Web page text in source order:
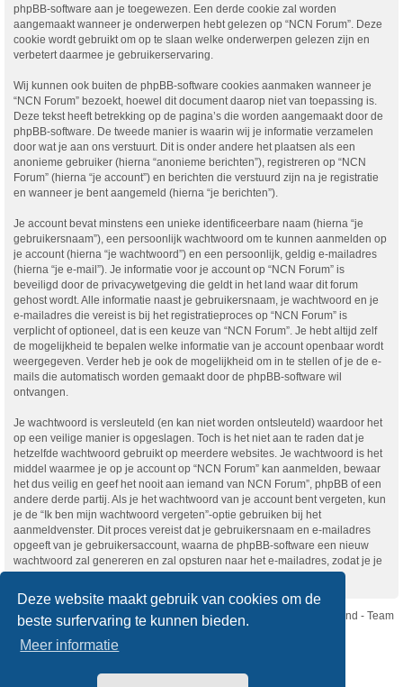
Deze website maakt gebruik van cookies om de
beste surfervaring te kunnen bieden.
Meer informatie
phpBB-software aan je toegewezen. Een derde cookie zal worden
aangemaakt wanneer je onderwerpen hebt gelezen op “NCN Forum”. Deze
cookie wordt gebruikt om op te slaan welke onderwerpen gelezen zijn en
verbetert daarmee je gebruikerservaring.
Wij kunnen ook buiten de phpBB-software cookies aanmaken wanneer je
“NCN Forum” bezoekt, hoewel dit document daarop niet van toepassing is.
Deze tekst heeft betrekking op de pagina’s die worden aangemaakt door de
phpBB-software. De tweede manier is waarin wij je informatie verzamelen
door wat je aan ons verstuurt. Dit is onder andere het plaatsen als een
anonieme gebruiker (hierna “anonieme berichten”), registreren op “NCN
Forum” (hierna “je account”) en berichten die verstuurd zijn na je registratie
en wanneer je bent aangemeld (hierna “je berichten”).
Je account bevat minstens een unieke identificeerbare naam (hierna “je
gebruikersnaam”), een persoonlijk wachtwoord om te kunnen aanmelden op
je account (hierna “je wachtwoord”) en een persoonlijk, geldig e-mailadres
(hierna “je e-mail”). Je informatie voor je account op “NCN Forum” is
beveiligd door de privacywetgeving die geldt in het land waar dit forum
gehost wordt. Alle informatie naast je gebruikersnaam, je wachtwoord en je
e-mailadres die vereist is bij het registratieproces op “NCN Forum” is
verplicht of optioneel, dat is een keuze van “NCN Forum”. Je hebt altijd zelf
de mogelijkheid te bepalen welke informatie van je account openbaar wordt
weergegeven. Verder heb je ook de mogelijkheid om in te stellen of je de e-
mails die automatisch worden gemaakt door de phpBB-software wil
ontvangen.
Je wachtwoord is versleuteld (en kan niet worden ontsleuteld) waardoor het
op een veilige manier is opgeslagen. Toch is het niet aan te raden dat je
hetzelfde wachtwoord gebruikt op meerdere websites. Je wachtwoord is het
middel waarmee je op je account op “NCN Forum” kan aanmelden, bewaar
het dus veilig en geef het nooit aan iemand van NCN Forum”, phpBB of een
andere derde partij. Als je het wachtwoord van je account bent vergeten, kun
je de “Ik ben mijn wachtwoord vergeten”-optie gebruiken bij het
aanmeldvenster. Dit proces vereist dat je gebruikersnaam en e-mailadres
opgeeft van je gebruikersaccount, waarna de phpBB-software een nieuw
wachtwoord zal genereren en zal opsturen naar het e-mailadres, zodat je je
opnieuw kunt aanmelden.
Nikon Club Nederland - Team
Forum
Copyright © Nikon Club Nederland 2023